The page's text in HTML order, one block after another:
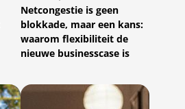
Netcongestie is geen
blokkade, maar een kans:
waarom flexibiliteit de
nieuwe businesscase is